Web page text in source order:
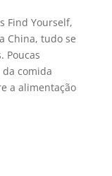
Find Yourself,
China, tudo se
Poucas
da comida
a alimentação